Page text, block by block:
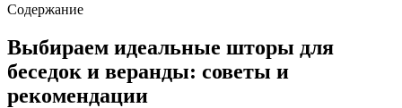
Содержание
Выбираем идеальные шторы для
беседок и веранды: советы и
рекомендации